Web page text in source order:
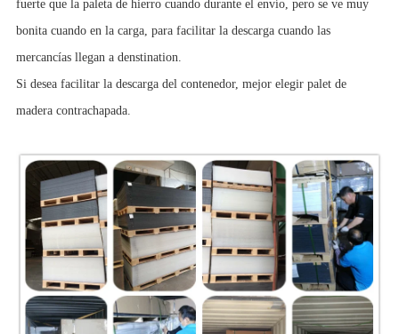
fuerte que la paleta de hierro cuando durante el envío, pero se ve muy
bonita cuando en la carga, para facilitar la descarga cuando las
mercancías llegan a denstination.
Si desea facilitar la descarga del contenedor, mejor elegir palet de
madera contrachapada.